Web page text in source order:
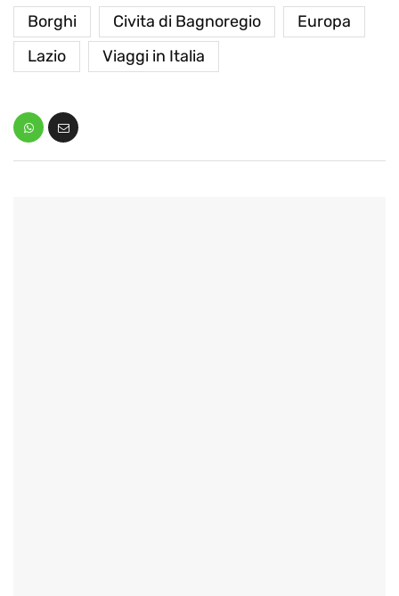
Borghi Civita di Bagnoregio
Europa
Lazio
Viaggi in Italia